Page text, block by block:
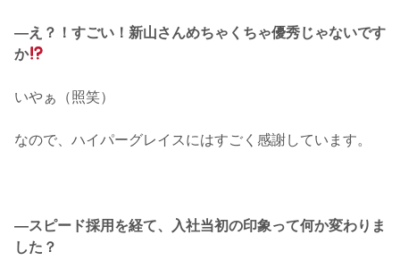
―え？！すごい！新山さんめちゃくちゃ優秀じゃないです
か
いやぁ（照笑）
なので、ハイパーグレイスにはすごく感謝しています。
―スピード採用を経て、入社当初の印象って何か変わりま
した？